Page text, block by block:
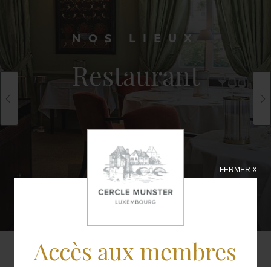
Accès aux membres
FERMER X
NOS LIEUX
Restaurant
EN SAVOIR
PLUS